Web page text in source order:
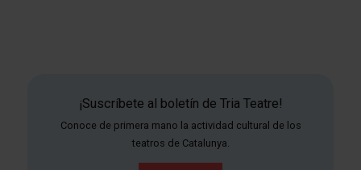
¡Suscríbete al boletín de Tria Teatre!
Conoce de primera mano la actividad cultural de los
teatros de Catalunya.